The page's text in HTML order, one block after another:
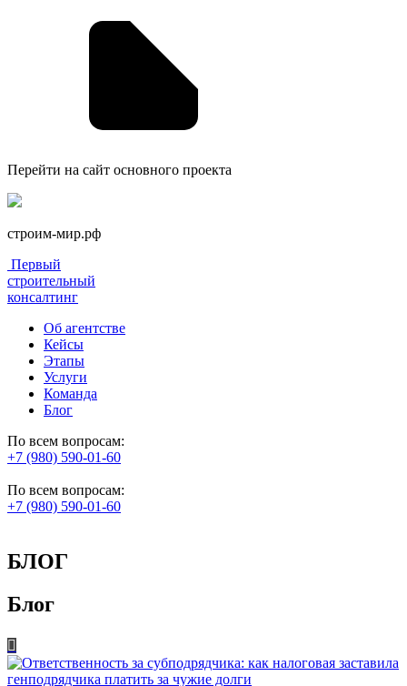
Перейти на сайт основного проекта
строим-мир.рф
Первый
строительный
консалтинг
Об агентстве
Кейсы
Этапы
Услуги
Команда
Блог
По всем вопросам:
+7 (980) 590-01-60
По всем вопросам:
+7 (980) 590-01-60
БЛОГ
Блог